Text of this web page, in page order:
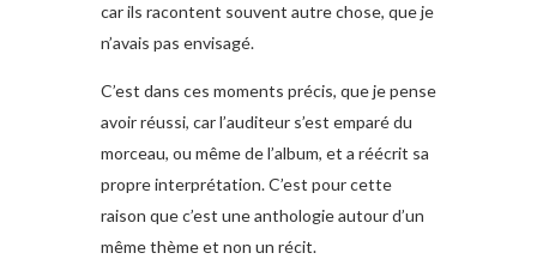
car ils racontent souvent autre chose, que je
n’avais pas envisagé.
C’est dans ces moments précis, que je pense
avoir réussi, car l’auditeur s’est emparé du
morceau, ou même de l’album, et a réécrit sa
propre interprétation. C’est pour cette
raison que c’est une anthologie autour d’un
même thème et non un récit.